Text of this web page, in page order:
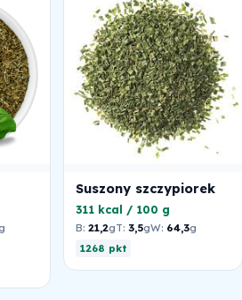
g
Suszony szczypiorek
311 kcal / 100 g
B:21,2gT:3,5gW: 64,3g
1268 pkt